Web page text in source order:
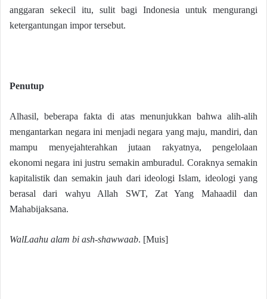
anggaran sekecil itu, sulit bagi Indonesia untuk mengurangi
ketergantungan impor tersebut.
Penutup
Alhasil, beberapa fakta di atas menunjukkan bahwa alih-alih
mengantarkan negara ini menjadi negara yang maju, mandiri, dan
mampu menyejahterahkan jutaan rakyatnya, pengelolaan
ekonomi negara ini justru semakin amburadul. Coraknya semakin
kapitalistik dan semakin jauh dari ideologi Islam, ideologi yang
berasal dari wahyu Allah SWT, Zat Yang Mahaadil dan
Mahabijaksana.
WalLaahu alam bi ash-shawwaab. [Muis]